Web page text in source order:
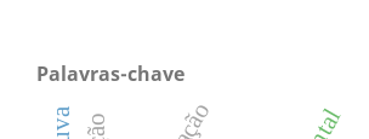
Palavras-chave